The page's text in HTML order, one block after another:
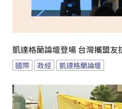
凱達格蘭論壇登場 台灣攜盟友
國際 政經 凱達格蘭論壇